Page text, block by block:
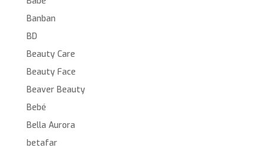
Banban
BD
Beauty Care
Beauty Face
Beaver Beauty
Bebé
Bella Aurora
betafar